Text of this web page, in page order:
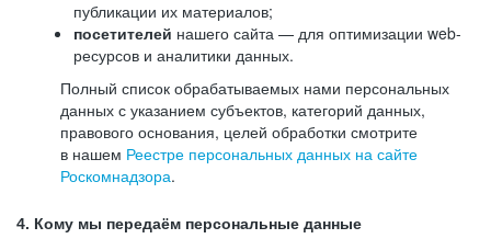
публикации их материалов;
посетителей нашего сайта — для оптимизации web-
ресурсов и аналитики данных.
Полный список обрабатываемых нами персональных
данных с указанием субъектов, категорий данных,
правового основания, целей обработки смотрите
в нашем Реестре персональных данных на сайте
Роскомнадзора.
4. Кому мы передаём персональные данные